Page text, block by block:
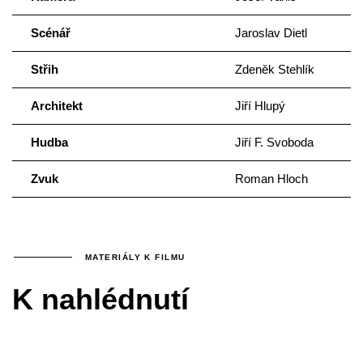
Scénář Jaroslav Dietl
Střih Zdeněk Stehlík
Architekt Jiří Hlupý
Hudba Jiří F. Svoboda
Zvuk Roman Hloch
MATERIÁLY K FILMU
K nahlédnutí